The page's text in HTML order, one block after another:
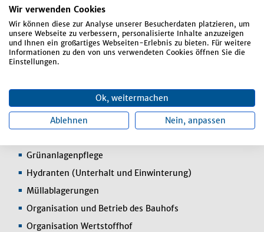
Wir verwenden Cookies
Wir können diese zur Analyse unserer Besucherdaten platzieren, um
unsere Webseite zu verbessern, personalisierte Inhalte anzuzeigen
und Ihnen ein großartiges Webseiten-Erlebnis zu bieten. Für weitere
Informationen zu den von uns verwendeten Cookies öffnen Sie die
Einstellungen.
Ok, weitermachen
Ablehnen Nein, anpassen
Aufgabenbereiche:
Baumkontrolle
Frei- und Hallenbad (Unterhalt)
Gemeindegebäude (Bauunterhalt)
Grünanlagenpflege
Hydranten (Unterhalt und Einwinterung)
Müllablagerungen
Organisation und Betrieb des Bauhofs
Organisation Wertstoffhof